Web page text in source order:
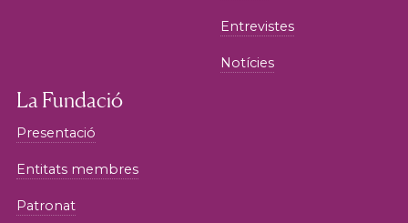
Entrevistes
Notícies
La Fundació
Presentació
Entitats membres
Patronat